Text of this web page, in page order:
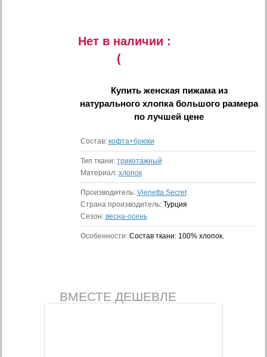
Нет в наличии :
(
Купить женская пижама из
натурального хлопка большого размера
по лучшей цене
Состав: кофта+брюки
Тип ткани: трикотажный
Материал: хлопок
Производитель: Vienetta Secret
Страна производитель: Турция
Сезон: весна-осень
Особенности: Состав ткани: 100% хлопок.
ВМЕСТЕ ДЕШЕВЛЕ